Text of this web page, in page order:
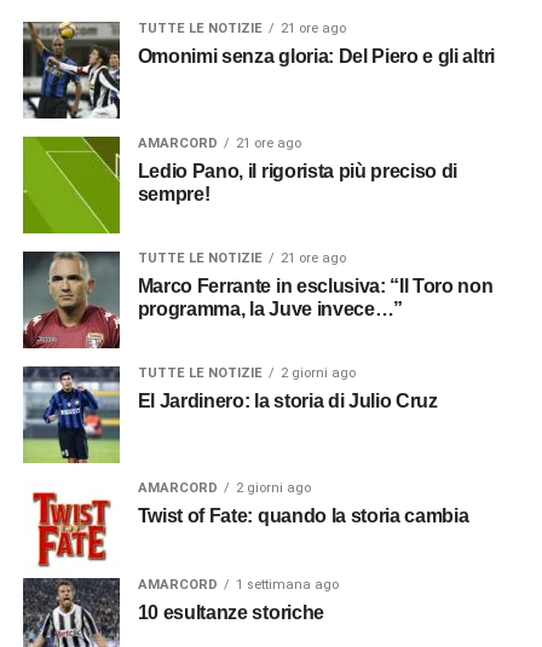
TUTTE LE NOTIZIE 21 ore ago
Omonimi senza gloria: Del Piero e gli altri
AMARCORD 21 ore ago
Ledio Pano, il rigorista più preciso di
sempre!
TUTTE LE NOTIZIE 21 ore ago
Marco Ferrante in esclusiva: “Il Toro non
programma, la Juve invece…”
TUTTE LE NOTIZIE 2 giorni ago
El Jardinero: la storia di Julio Cruz
AMARCORD 2 giorni ago
Twist of Fate: quando la storia cambia
AMARCORD 1 settimana ago
10 esultanze storiche